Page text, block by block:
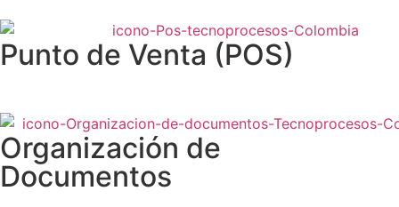
Punto de Venta (POS)
Organización de
Documentos